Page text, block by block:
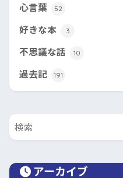
心言葉 52
好きな本 3
不思議な話 10
過去記 191
アーカイブ